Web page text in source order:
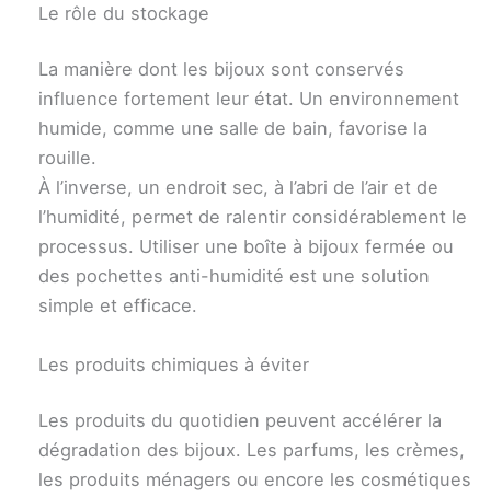
Le rôle du stockage
La manière dont les bijoux sont conservés
influence fortement leur état. Un environnement
humide, comme une salle de bain, favorise la
rouille.
À l’inverse, un endroit sec, à l’abri de l’air et de
l’humidité, permet de ralentir considérablement le
processus. Utiliser une boîte à bijoux fermée ou
des pochettes anti-humidité est une solution
simple et efficace.
Les produits chimiques à éviter
Les produits du quotidien peuvent accélérer la
dégradation des bijoux. Les parfums, les crèmes,
les produits ménagers ou encore les cosmétiques